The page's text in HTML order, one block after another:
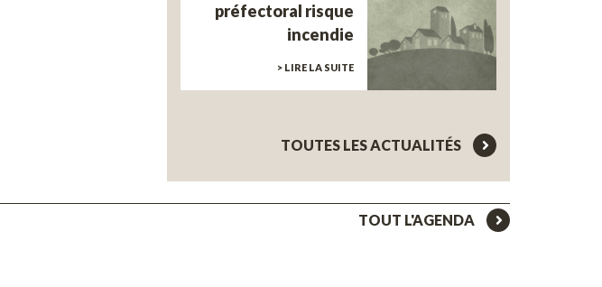
préfectoral risque
incendie
> LIRE LA SUITE
TOUTES LES ACTUALITÉS
TOUT L'AGENDA